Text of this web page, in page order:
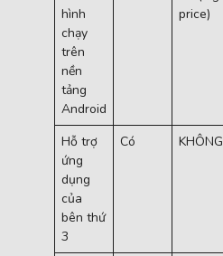
hình
chạy
trên
nền
tảng
Android
price)
Hỗ trợ
ứng
dụng
của
bên thứ
3
Có KHÔNG